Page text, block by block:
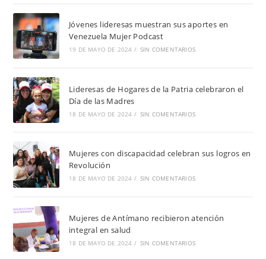
Jóvenes lideresas muestran sus aportes en
Venezuela Mujer Podcast
19 DE MAYO DE 2024 / SIN COMENTARIOS
Lideresas de Hogares de la Patria celebraron el
Día de las Madres
18 DE MAYO DE 2024 / SIN COMENTARIOS
Mujeres con discapacidad celebran sus logros en
Revolución
18 DE MAYO DE 2024 / SIN COMENTARIOS
Mujeres de Antímano recibieron atención
integral en salud
18 DE MAYO DE 2024 / SIN COMENTARIOS